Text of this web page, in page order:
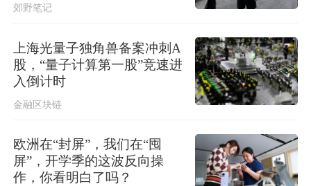
郊野笔记
上海光量子独角兽备案冲刺A
股，“量子计算第一股”竞速进
入倒计时
金融区块链
欧洲在“封屏”，我们在“囤
屏”，开学季的这波反向操
作，你看明白了吗？